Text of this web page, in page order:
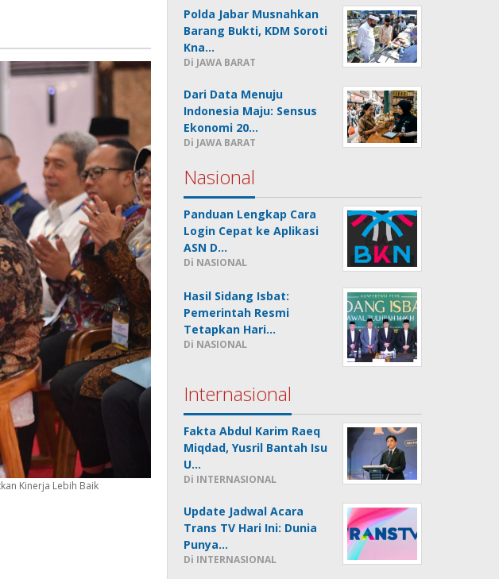
Kinerja Lebih Baik
Polda Jabar Musnahkan
Barang Bukti, KDM Soroti
Kna…
Di JAWA BARAT
Dari Data Menuju
Indonesia Maju: Sensus
Ekonomi 20…
Di JAWA BARAT
Nasional
Panduan Lengkap Cara
Login Cepat ke Aplikasi
ASN D…
Di NASIONAL
Hasil Sidang Isbat:
Pemerintah Resmi
Tetapkan Hari…
Di NASIONAL
Internasional
Fakta Abdul Karim Raeq
Miqdad, Yusril Bantah Isu
U…
Di INTERNASIONAL
Update Jadwal Acara
Trans TV Hari Ini: Dunia
Punya…
Di INTERNASIONAL